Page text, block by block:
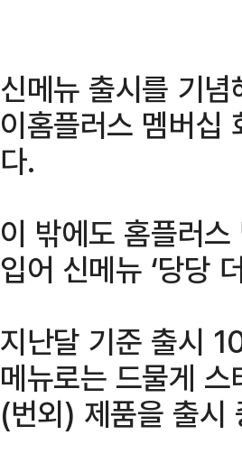
신메뉴 출시를 기
이홈플러스 멤버
다.
이 밖에도 홈플러스
입어 신메뉴 ‘당당
지난달 기준 출시
메뉴로는 드물게
(번외) 제품을 출시